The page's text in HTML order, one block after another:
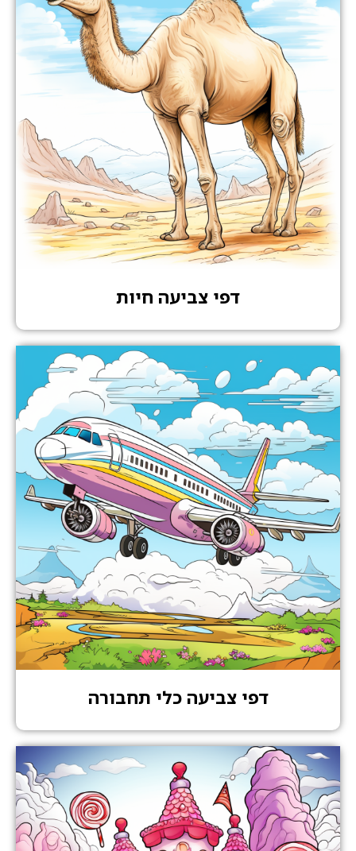
דפי צביעה חיות
דפי צביעה כלי תחבורה